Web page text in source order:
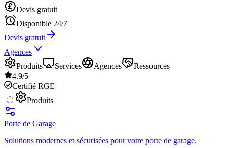
Devis gratuit
Disponible 24/7
Devis gratuit
Agences
Produits
Services Agences
Ressources
4.9/5
Certifié RGE
Produits
Porte de Garage
Solutions modernes et sécurisées pour votre porte de garage.